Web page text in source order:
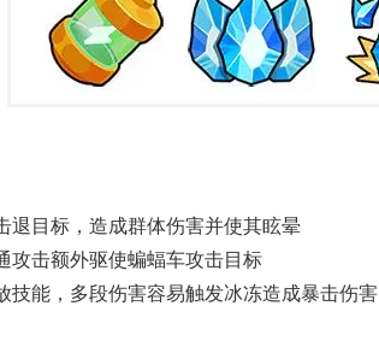
退目标，造成群体伤害并使其眩晕
攻击额外驱使蝙蝠车攻击目标
技能，多段伤害容易触发冰冻造成暴击伤害